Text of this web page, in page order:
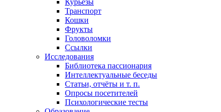
Транспорт
Кошки
Фрукты
Головоломки
Ссылки
Исследования
Библиотека пассионария
Интеллектуальные беседы
Статьи, отчёты и т. п.
Опросы посетителей
Психологические тесты